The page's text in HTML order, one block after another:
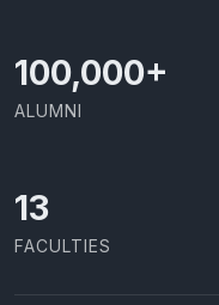
100,000+
ALUMNI
13
FACULTIES